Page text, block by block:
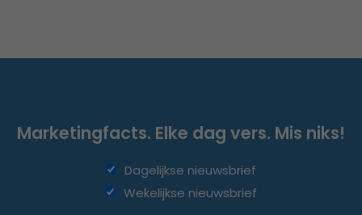
Marketingfacts. Elke dag vers. Mis niks!
Dagelijkse nieuwsbrief
Wekelijkse nieuwsbrief